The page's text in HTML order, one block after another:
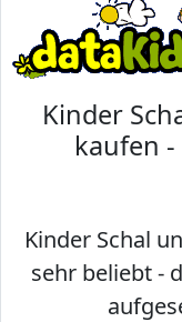
Kinder
kaufen
Kinder Schal
sehr beliebt -